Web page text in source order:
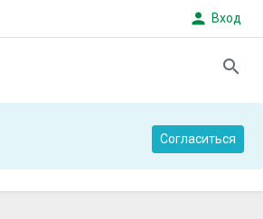
person Вход
search
Согласиться